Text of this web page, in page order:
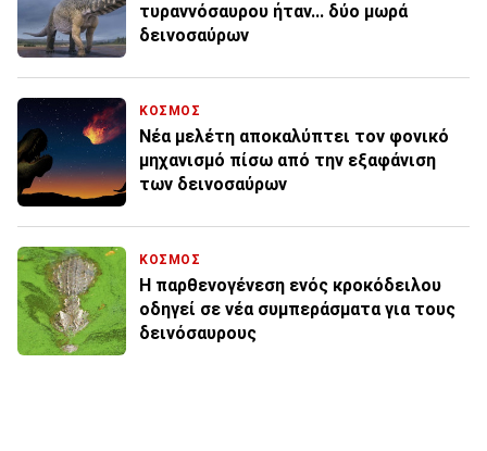
τυραννόσαυρου ήταν... δύο μωρά
δεινοσαύρων
ΚΟΣΜΟΣ
Νέα μελέτη αποκαλύπτει τον φονικό
μηχανισμό πίσω από την εξαφάνιση
των δεινοσαύρων
ΚΟΣΜΟΣ
Η παρθενογένεση ενός κροκόδειλου
οδηγεί σε νέα συμπεράσματα για τους
δεινόσαυρους